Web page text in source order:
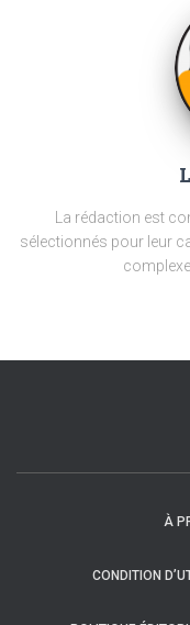
La rédaction est
sélectionnés pour leur
À
CONDITION